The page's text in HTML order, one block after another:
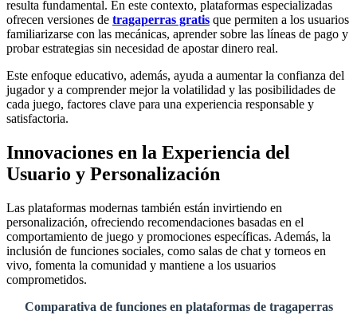
resulta fundamental. En este contexto, plataformas especializadas
ofrecen versiones de tragaperras gratis que permiten a los usuarios
familiarizarse con las mecánicas, aprender sobre las líneas de pago y
probar estrategias sin necesidad de apostar dinero real.
Este enfoque educativo, además, ayuda a aumentar la confianza del
jugador y a comprender mejor la volatilidad y las posibilidades de
cada juego, factores clave para una experiencia responsable y
satisfactoria.
Innovaciones en la Experiencia del
Usuario y Personalización
Las plataformas modernas también están invirtiendo en
personalización, ofreciendo recomendaciones basadas en el
comportamiento de juego y promociones específicas. Además, la
inclusión de funciones sociales, como salas de chat y torneos en
vivo, fomenta la comunidad y mantiene a los usuarios
comprometidos.
Comparativa de funciones en plataformas de tragaperras